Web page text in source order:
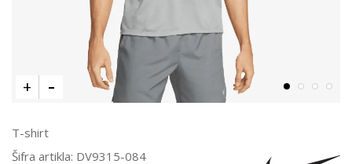
T-shirt
Šifra artikla: DV9315-084